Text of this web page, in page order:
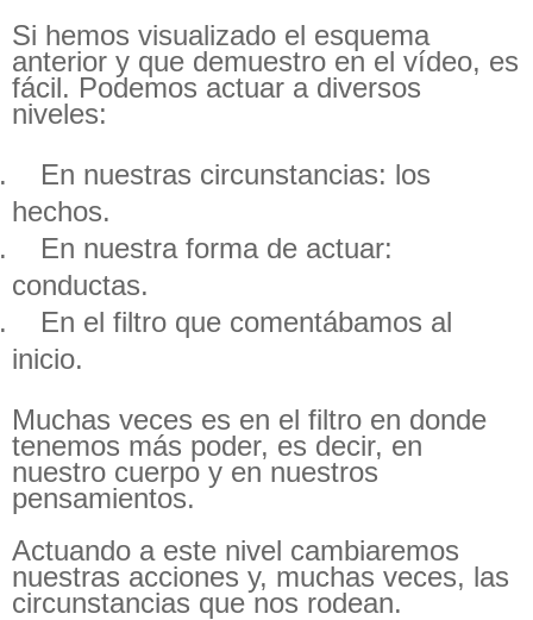
Si hemos visualizado el esquema
anterior y que demuestro en el vídeo, es
fácil. Podemos actuar a diversos
niveles:
En nuestras circunstancias: los
hechos.
En nuestra forma de actuar:
conductas.
En el filtro que comentábamos al
inicio.
Muchas veces es en el filtro en donde
tenemos más poder, es decir, en
nuestro cuerpo y en nuestros
pensamientos.
Actuando a este nivel cambiaremos
nuestras acciones y, muchas veces, las
circunstancias que nos rodean.